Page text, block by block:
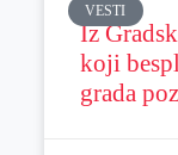
VESTI
Iz
koji
grada